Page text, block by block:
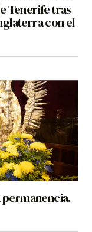
Tenerife tras
con el